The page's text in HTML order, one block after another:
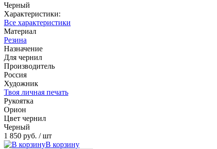
Черный
Характеристики:
Все характеристики
Материал
Резина
Назначение
Для чернил
Производитель
Россия
Художник
Твоя личная печать
Рукоятка
Орион
Цвет чернил
Черный
1 850 руб. / шт
В корзину